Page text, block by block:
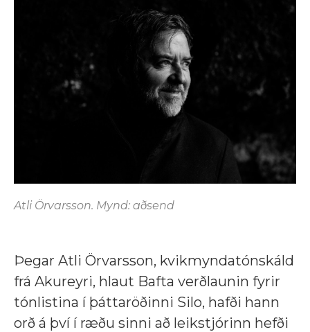
Atli Örvarsson. Mynd: aðsend
Þegar Atli Örvarsson, kvikmyndatónskáld
frá Akureyri, hlaut Bafta verðlaunin fyrir
tónlistina í þáttaröðinni Silo, hafði hann
orð á því í ræðu sinni að leikstjórinn hefði